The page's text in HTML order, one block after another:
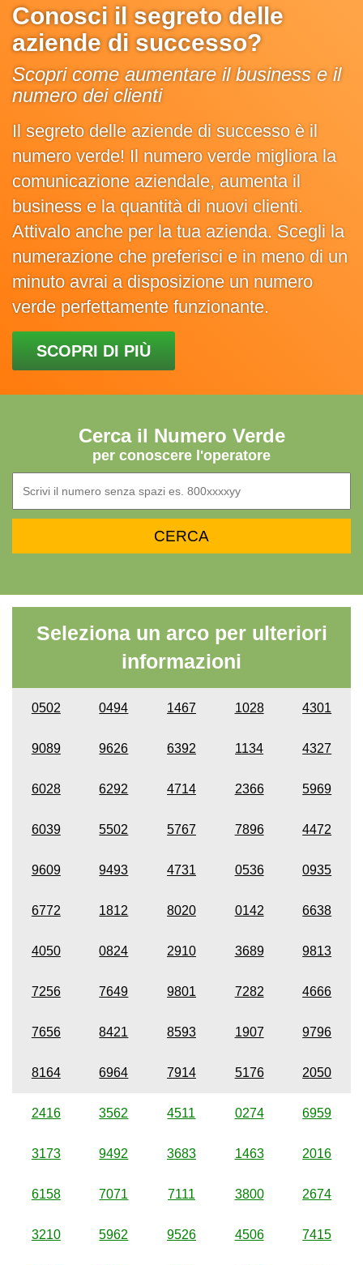
Conosci il segreto delle
aziende di successo?
Scopri come aumentare il business e il
numero dei clienti
Il segreto delle aziende di successo è il
numero verde! Il numero verde migliora la
comunicazione aziendale, aumenta il
business e la quantità di nuovi clienti.
Attivalo anche per la tua azienda. Scegli la
numerazione che preferisci e in meno di un
minuto avrai a disposizione un numero
verde perfettamente funzionante.
SCOPRI DI PIÙ
Cerca il Numero Verde
per conoscere l'operatore
Seleziona un arco per ulteriori
informazioni
0502 0494 1467 1028 4301
9089 9626 6392 1134 4327
6028 6292 4714 2366 5969
6039 5502 5767 7896 4472
9609 9493 4731 0536 0935
6772 1812 8020 0142 6638
4050 0824 2910 3689 9813
7256 7649 9801 7282 4666
7656 8421 8593 1907 9796
8164 6964 7914 5176 2050
2416 3562 4511 0274 6959
3173 9492 3683 1463 2016
6158 7071 7111 3800 2674
3210 5962 9526 4506 7415